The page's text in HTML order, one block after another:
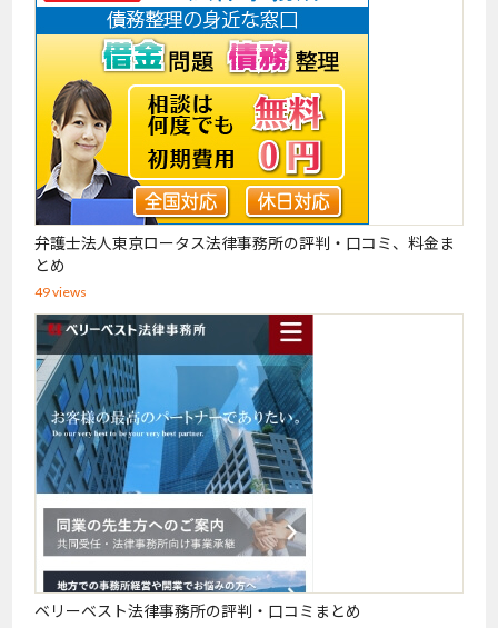
弁護士法人東京ロータス法律事務所の評判・口コミ、料金ま
とめ
49 views
ベリーベスト法律事務所の評判・口コミまとめ